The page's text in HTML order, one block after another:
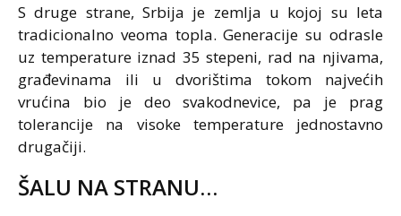
S druge strane, Srbija je zemlja u kojoj su leta
tradicionalno veoma topla. Generacije su odrasle
uz temperature iznad 35 stepeni, rad na njivama,
građevinama ili u dvorištima tokom najvećih
vrućina bio je deo svakodnevice, pa je prag
tolerancije na visoke temperature jednostavno
drugačiji.
ŠALU NA STRANU…